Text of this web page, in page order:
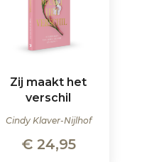
Zij maakt het
verschil
Cindy Klaver-Nijlhof
€24,95